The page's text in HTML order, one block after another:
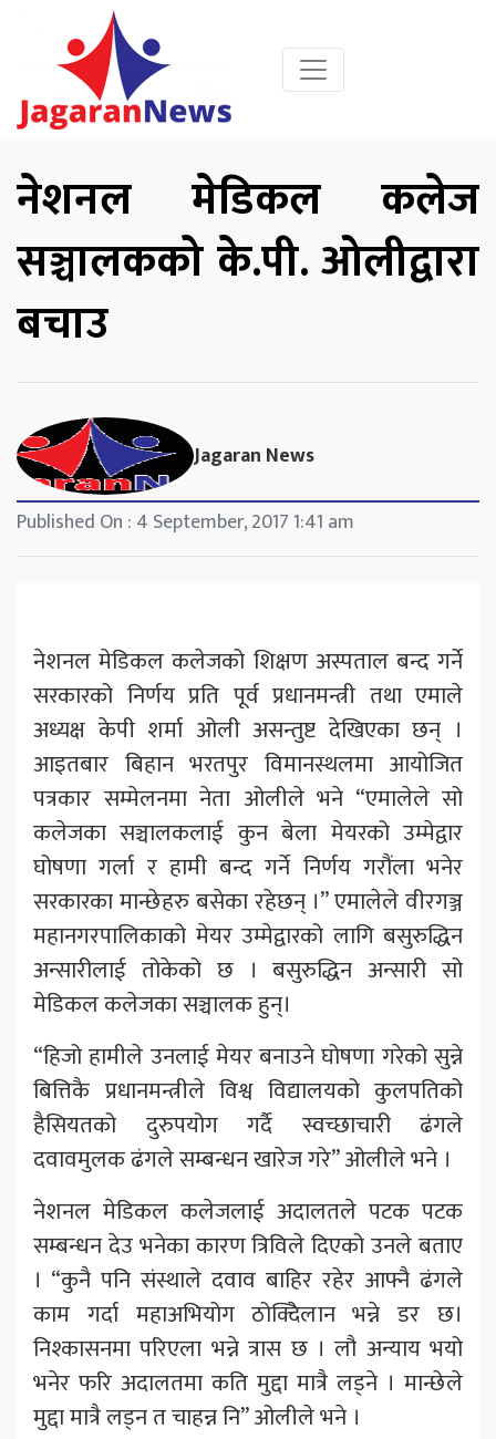
नेशनल मेडिकल कलेज
सञ्चालकको के.पी. ओलीद्वारा
बचाउ
Jagaran News
Published On : 4 September, 2017 1:41 am
नेशनल मेडिकल कलेजको शिक्षण अस्पताल बन्द गर्ने
सरकारको निर्णय प्रति पूर्व प्रधानमन्त्री तथा एमाले
अध्यक्ष केपी शर्मा ओली असन्तुष्ट देखिएका छन् ।
आइतबार बिहान भरतपुर विमानस्थलमा आयोजित
पत्रकार सम्मेलनमा नेता ओलीले भने “एमालेले सो
कलेजका सञ्चालकलाई कुन बेला मेयरको उम्मेद्वार
घोषणा गर्ला र हामी बन्द गर्ने निर्णय गरौंला भनेर
सरकारका मान्छेहरु बसेका रहेछन् ।” एमालेले वीरगञ्ज
महानगरपालिकाको मेयर उम्मेद्वारको लागि बसुरुद्धिन
अन्सारीलाई तोकेको छ । बसुरुद्धिन अन्सारी सो
मेडिकल कलेजका सञ्चालक हुन्।
“हिजो हामीले उनलाई मेयर बनाउने घोषणा गरेको सुन्ने
बित्तिकै प्रधानमन्त्रीले विश्व विद्यालयको कुलपतिको
हैसियतको दुरुपयोग गर्दै स्वच्छाचारी ढंगले
दवावमुलक ढंगले सम्बन्धन खारेज गरे” ओलीले भने ।
नेशनल मेडिकल कलेजलाई अदालतले पटक पटक
सम्बन्धन देउ भनेका कारण त्रिविले दिएको उनले बताए
। “कुनै पनि संस्थाले दवाव बाहिर रहेर आफ्नै ढंगले
काम गर्दा महाअभियोग ठोक्दिेलान भन्ने डर छ।
निश्कासनमा परिएला भन्ने त्रास छ । लौ अन्याय भयो
भनेर फरि अदालतमा कति मुद्दा मात्रै लड्ने । मान्छेले
मुद्दा मात्रै लड्न त चाहन्न नि” ओलीले भने ।